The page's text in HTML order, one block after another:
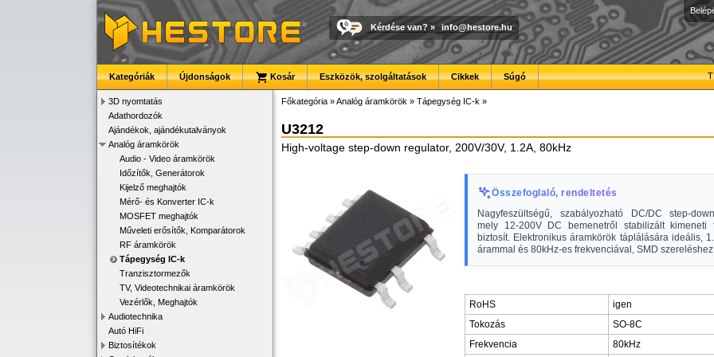
Kérdése van? » info@hestore.hu
Kategóriák Újdonságok Kosár Eszközök, szolgáltatások Cikkek Súgó
3D nyomtatás
Adathordozók
Ajándékok, ajándékutalványok
Analóg áramkörök
Audio - Video áramkörök
Időzítők, Generátorok
Kijelző meghajtók
Mérő- és Konverter IC-k
MOSFET meghajtók
Műveleti erősítők, Komparátorok
RF áramkörök
Tápegység IC-k
Tranzisztormezők
TV, Videotechnikai áramkörök
Vezérlők, Meghajtók
Audiotechnika
Autó HiFi
Biztosítékok
Főkategória »Analóg áramkörök » Tápegység IC-k »
U3212
High-voltage step-down regulator, 200V/30V, 1.2A, 80kHz
Összefoglaló, rendeltetés
Nagyfeszültségű, szabályozható DC/DC step-
mely 12-200V DC bemenetről stabilizált kimeneti
biztosít. Elektronikus áramkörök táplálására ideális,
árammal és 80kHz-es frekvenciával, SMD
RoHS
igen
Tokozás
SO-8C
Frekvencia
80kHz